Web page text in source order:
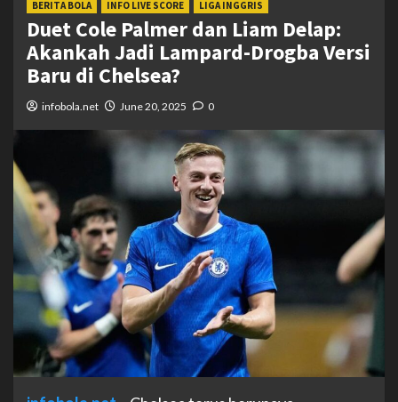
BERITA BOLA INFO LIVE SCORE LIGA INGGRIS
Duet Cole Palmer dan Liam Delap:
Akankah Jadi Lampard-Drogba Versi
Baru di Chelsea?
infobola.net June 20, 2025 0